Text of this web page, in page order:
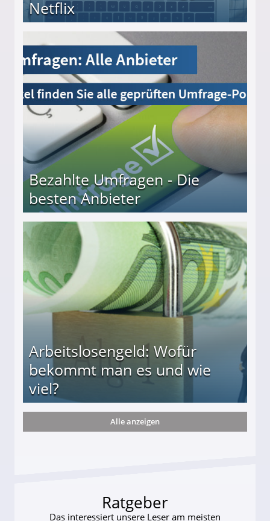
Netflix
Bezahlte Umfragen - Die
besten Anbieter
Arbeitslosengeld: Wofür
bekommt man es und wie
viel?
und wie viel?
Alle anzeigen
Ratgeber
Das interessiert unsere Leser am meisten